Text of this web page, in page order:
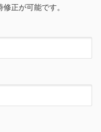
正が可能です。